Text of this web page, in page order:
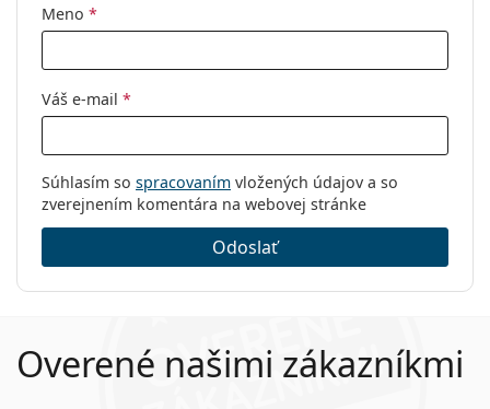
Meno *
Váš e-mail *
Súhlasím so spracovaním vložených údajov a so
zverejnením komentára na webovej stránke
Odoslať
Overené našimi zákazníkmi